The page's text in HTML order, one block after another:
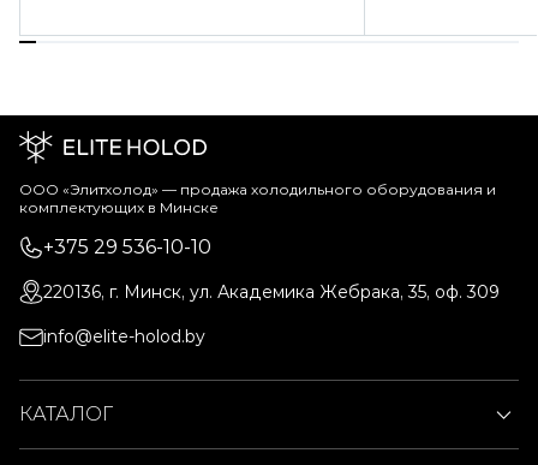
ООО «Элитхолод» ― продажа холодильного оборудования и
комплектующих в Минске
+375 29 536-10-10
220136, г. Минск, ул. Академика Жебрака, 35, оф. 309
info@elite-holod.by
КАТАЛОГ